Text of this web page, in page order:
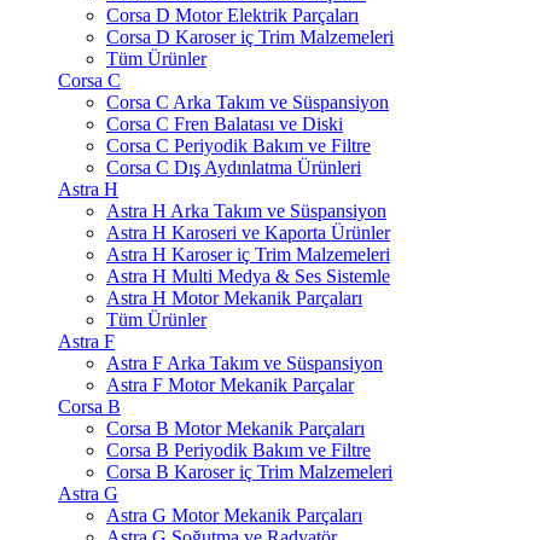
Corsa D Motor Elektrik Parçaları
Corsa D Karoser iç Trim Malzemeleri
Tüm Ürünler
Corsa C
Corsa C Arka Takım ve Süspansiyon
Corsa C Fren Balatası ve Diski
Corsa C Periyodik Bakım ve Filtre
Corsa C Dış Aydınlatma Ürünleri
Astra H
Astra H Arka Takım ve Süspansiyon
Astra H Karoseri ve Kaporta Ürünler
Astra H Karoser iç Trim Malzemeleri
Astra H Multi Medya & Ses Sistemle
Astra H Motor Mekanik Parçaları
Tüm Ürünler
Astra F
Astra F Arka Takım ve Süspansiyon
Astra F Motor Mekanik Parçalar
Corsa B
Corsa B Motor Mekanik Parçaları
Corsa B Periyodik Bakım ve Filtre
Corsa B Karoser iç Trim Malzemeleri
Astra G
Astra G Motor Mekanik Parçaları